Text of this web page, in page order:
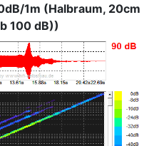
1m (Halbraum, 20cm
100 dB))